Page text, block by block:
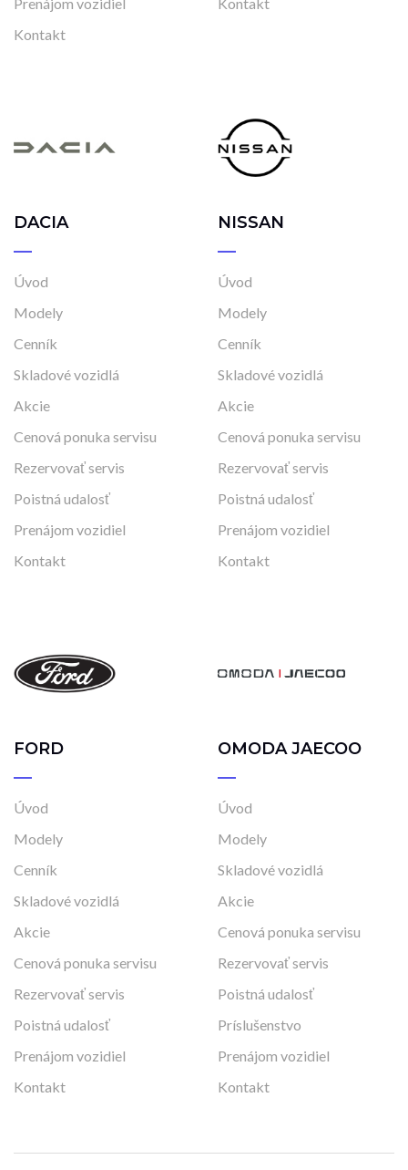
Prenájom vozidiel
Kontakt
Kontakt
DACIA
Úvod
Modely
Cenník
Skladové vozidlá
Akcie
Cenová ponuka servisu
Rezervovať servis
Poistná udalosť
Prenájom vozidiel
Kontakt
NISSAN
Úvod
Modely
Cenník
Skladové vozidlá
Akcie
Cenová ponuka servisu
Rezervovať servis
Poistná udalosť
Prenájom vozidiel
Kontakt
FORD
Úvod
Modely
Cenník
Skladové vozidlá
Akcie
Cenová ponuka servisu
Rezervovať servis
Poistná udalosť
Prenájom vozidiel
Kontakt
OMODA JAECOO
Úvod
Modely
Skladové vozidlá
Akcie
Cenová ponuka servisu
Rezervovať servis
Poistná udalosť
Príslušenstvo
Prenájom vozidiel
Kontakt